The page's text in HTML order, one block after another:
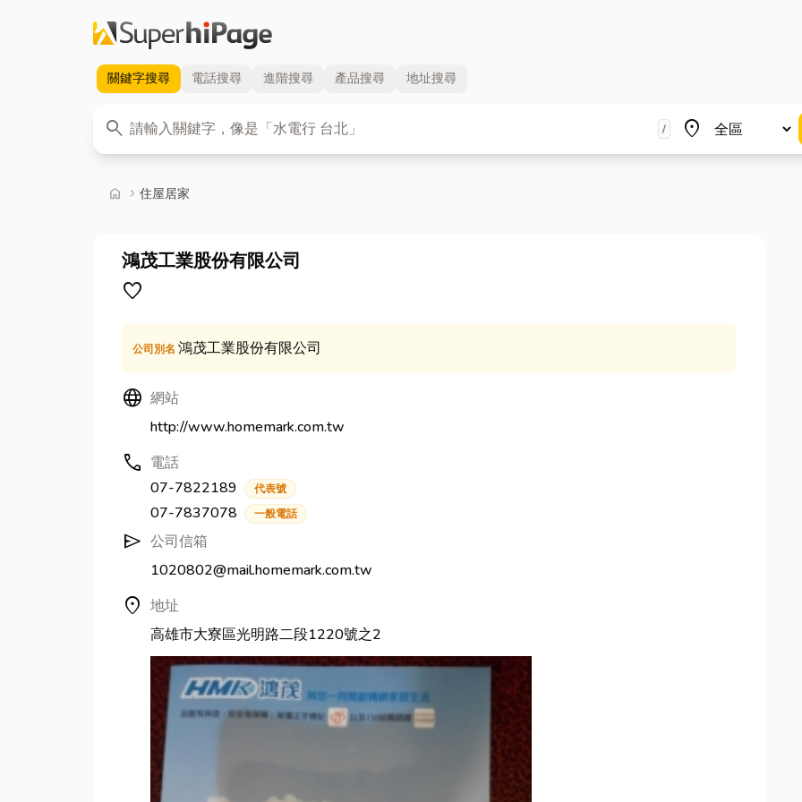
關鍵字搜尋 電話搜尋 進階搜尋 產品搜尋 地址搜尋
search
關鍵字 / place
地區
home chevron_right 首頁
住屋居家
鴻茂工業股份有限公司
favorite
公司別名 鴻茂工業股份有限公司
Language 網站
http://www.homemark.com.tw
call 電話
07-7822189
代表號
07-7837078 一般電話
send 公司信箱
1020802@mail.homemark.com.tw
location_on 地址
高雄市大寮區光明路二段1220號之2